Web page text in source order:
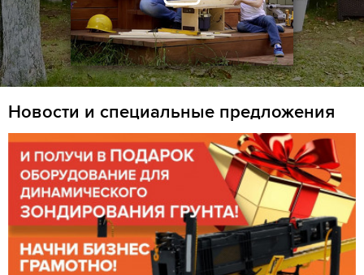
Новости и специальные предложения